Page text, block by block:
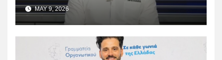
MAY 9, 2026